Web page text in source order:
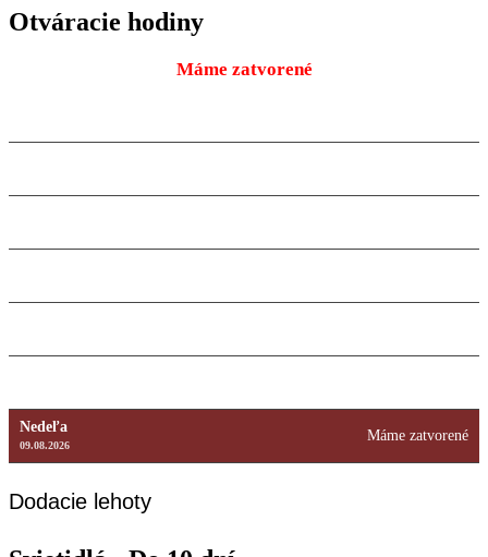
Otváracie hodiny
Máme zatvorené
Nedeľa
09.08.2026
Máme zatvorené
Dodacie lehoty